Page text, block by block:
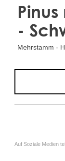
-
Mehrstamm -
Auf Soziale Medien